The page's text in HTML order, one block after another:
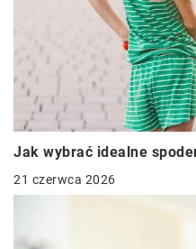
Jak wybrać idealne
21 czerwca 2026